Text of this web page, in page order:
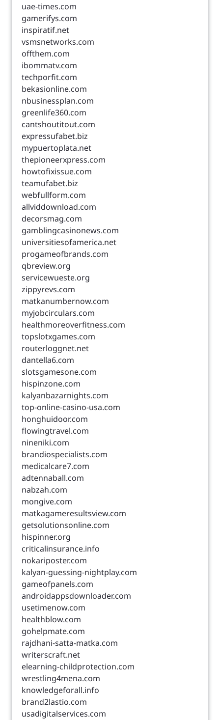
uae-times.com
gamerifys.com
inspiratif.net
vsmsnetworks.com
offthem.com
ibommatv.com
techporfit.com
bekasionline.com
nbusinessplan.com
greenlife360.com
cantshoutitout.com
expressufabet.biz
mypuertoplata.net
thepioneerxpress.com
howtofixissue.com
teamufabet.biz
webfullform.com
allviddownload.com
decorsmag.com
gamblingcasinonews.com
universitiesofamerica.net
progameofbrands.com
qbreview.org
servicewueste.org
zippyrevs.com
matkanumbernow.com
myjobcirculars.com
healthmoreoverfitness.com
topslotxgames.com
routerloggnet.net
dantella6.com
slotsgamesone.com
hispinzone.com
kalyanbazarnights.com
top-online-casino-usa.com
honghuidoor.com
flowingtravel.com
nineniki.com
brandiospecialists.com
medicalcare7.com
adtennaball.com
nabzah.com
mongive.com
matkagameresultsview.com
getsolutionsonline.com
hispinner.org
criticalinsurance.info
nokariposter.com
kalyan-guessing-nightplay.com
gameofpanels.com
androidappsdownloader.com
usetimenow.com
healthblow.com
gohelpmate.com
rajdhani-satta-matka.com
writerscraft.net
elearning-childprotection.com
wrestling4mena.com
knowledgeforall.info
brand2lastio.com
usadigitalservices.com